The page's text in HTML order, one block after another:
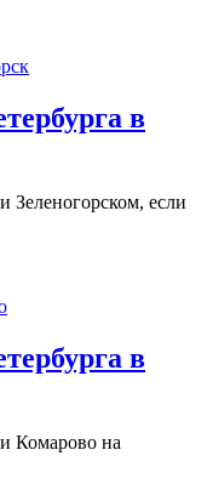
в
Зеленогорском, если
в
Комарово на